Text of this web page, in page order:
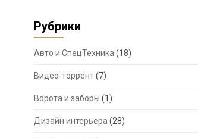
Рубрики
Авто и СпецТехника (18)
Видео-торрент(7)
Ворота и заборы (1)
Дизайн интерьера (28)